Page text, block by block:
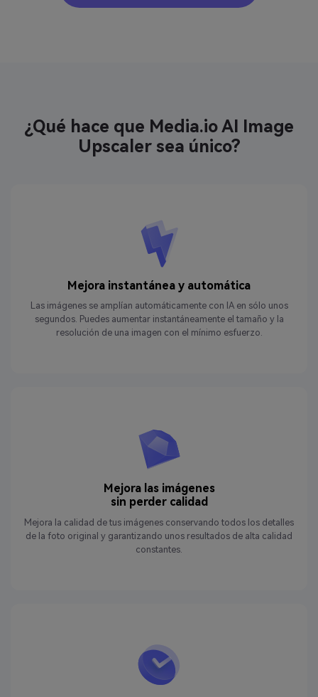
¿Qué hace que Media.io AI Image
Upscaler sea único?
Mejora instantánea y automática
Las imágenes se amplían automáticamente con IA en sólo unos
segundos. Puedes aumentar instantáneamente el tamaño y la
resolución de una imagen con el mínimo esfuerzo.
Mejora las imágenes
sin perder calidad
Mejora la calidad de tus imágenes conservando todos los detalles
de la foto original y garantizando unos resultados de alta calidad
constantes.